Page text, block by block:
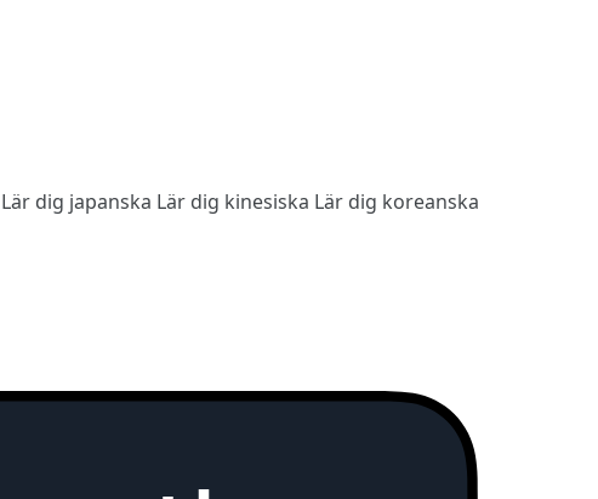
Lär dig japanska Lär dig kinesiska Lär dig koreanska